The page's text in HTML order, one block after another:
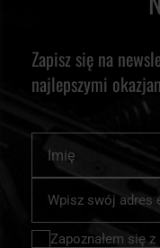
Zapisz się na
najlepszymi
nasz
newsletter:
Zapoznałem się z